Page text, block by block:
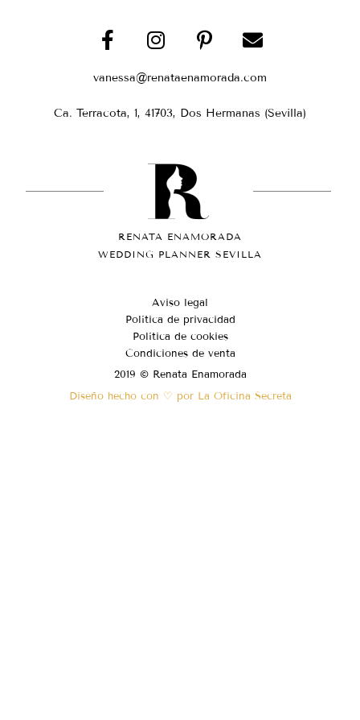
vanessa@renataenamorada.com
Ca. Terracota, 1, 41703, Dos Hermanas (Sevilla)
RENATA ENAMORADA
WEDDING PLANNER SEVILLA
Aviso legal
Política de privacidad
Política de cookies
Condiciones de venta
2019 © Renata Enamorada
Diseño hecho con ♡ por La Oficina Secreta